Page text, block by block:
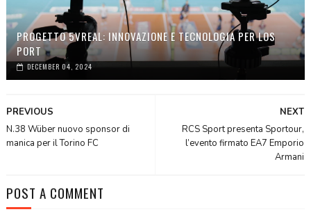
PROGETTO 5VREAL: INNOVAZIONE E TECNOLOGIA PER LOS
PORT
DECEMBER 04, 2024
NEXT
RCS Sport presenta Sportour,
l’evento firmato EA7 Emporio
Armani
PREVIOUS
N.38 Wüber nuovo sponsor di
manica per il Torino FC
POST A COMMENT